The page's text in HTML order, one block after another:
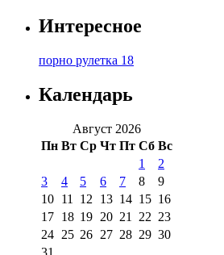
Интересное
порно рулетка 18
Календарь
Август 2026
Пн Вт Ср Чт Пт Сб Вс
1
2
3
4 5 6 7 8
9
10 11 12 13 14 15 16
17 18 19 20 21 22 23
24 25 26 27 28 29 30
31